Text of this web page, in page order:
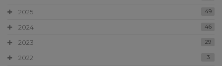
2025 49
2024 46
2023 29
2022 3